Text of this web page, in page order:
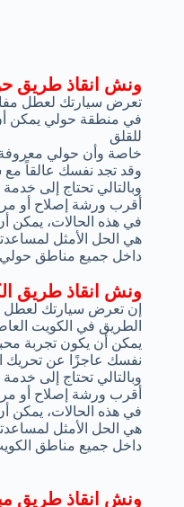
ونش انقاذ طريق
إن تعرض سيارتك لعطل
الطريق في الكويت
يمكن أن يكون تجربة
نفسك عاجزًا عن تحريك
وبالتالي تحتاج إلى
أقرب ورشة إصلاح أو
في هذه الحالات، يمكن
هي الحل الأمثل
داخل جميع مناطق
ونش انقاذ طريق
تعرض سيارتك لعطل
في منطقة حولي يمكن
للقلق
خاصة وأن حولي معروفة
وقد تجد نفسك عالقاً
وبالتالي تحتاج إلى
أقرب ورشة إصلاح أو
في هذه الحالات، يمكن
هي الحل الأمثل
داخل جميع مناطق
ونش انقاذ طريق